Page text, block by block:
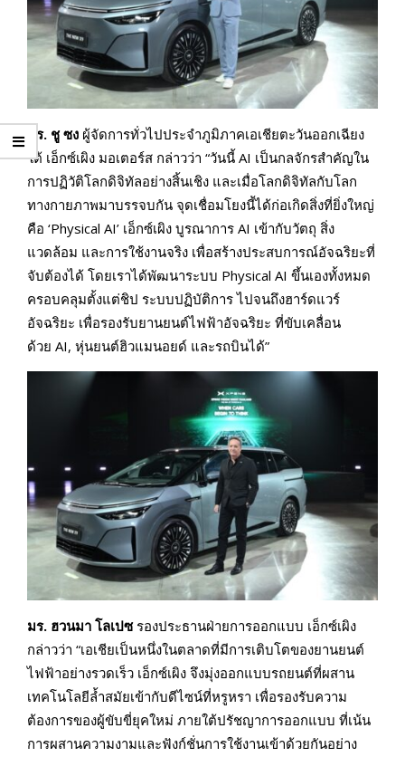
มร. ชู ซง ผู้จัดการทั่วไปประจำภูมิภาคเอเชียตะวันออกเฉียง
ใต้ เอ็กซ์เผิง มอเตอร์ส กล่าวว่า “วันนี้ AI เป็นกลจักรสำคัญใน
การปฏิวัติโลกดิจิทัลอย่างสิ้นเชิง และเมื่อโลกดิจิทัลกับโลก
ทางกายภาพมาบรรจบกัน จุดเชื่อมโยงนี้ได้ก่อเกิดสิ่งที่ยิ่งใหญ่
คือ ‘Physical AI’ เอ็กซ์เผิง บูรณาการ AI เข้ากับวัตถุ สิ่ง
แวดล้อม และการใช้งานจริง เพื่อสร้างประสบการณ์อัจฉริยะที่
จับต้องได้ โดยเราได้พัฒนาระบบ Physical AI ขึ้นเองทั้งหมด
ครอบคลุมตั้งแต่ชิป ระบบปฏิบัติการ ไปจนถึงฮาร์ดแวร์
อัจฉริยะ เพื่อรองรับยานยนต์ไฟฟ้าอัจฉริยะ ที่ขับเคลื่อน
ด้วย AI, หุ่นยนต์ฮิวแมนอยด์ และรถบินได้”
มร. ฮวนมา โลเปซรองประธานฝ่ายการออกแบบ เอ็กซ์เผิง
กล่าวว่า “เอเชียเป็นหนึ่งในตลาดที่มีการเติบโตของยานยนต์
ไฟฟ้าอย่างรวดเร็ว เอ็กซ์เผิง จึงมุ่งออกแบบรถยนต์ที่ผสาน
เทคโนโลยีล้ำสมัยเข้ากับดีไซน์ที่หรูหรา เพื่อรองรับความ
ต้องการของผู้ขับขี่ยุคใหม่ ภายใต้ปรัชญาการออกแบบ ที่เน้น
การผสานความงามและฟังก์ชั่นการใช้งานเข้าด้วยกันอย่าง